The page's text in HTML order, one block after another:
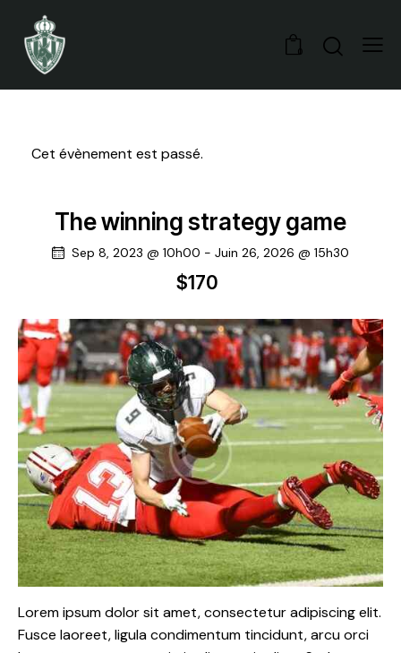
0
Cet évènement est passé.
The winning strategy game
Sep 8, 2023 @ 10h00 - Juin 26, 2026 @ 15h30
$170
Lorem ipsum dolor sit amet, consectetur adipiscing elit.
Fusce laoreet, ligula condimentum tincidunt, arcu orci